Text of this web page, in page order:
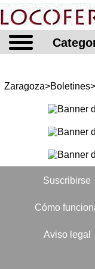
Zaragoza>Boletines>
Suscribirse
Cómo
Aviso legal